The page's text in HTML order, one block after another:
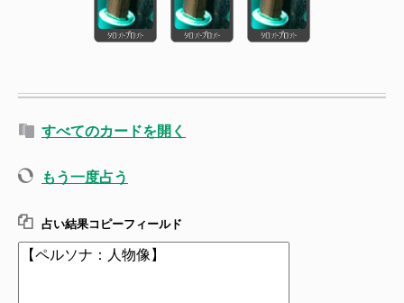
すべてのカードを開く
もう一度占う
占い結果コピーフィールド